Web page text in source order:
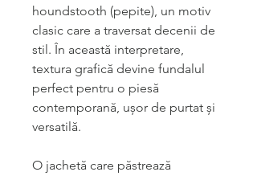
houndstooth (pepite), un motiv
clasic care a traversat decenii de
stil. În această interpretare,
textura grafică devine fundalul
perfect pentru o piesă
contemporană, ușor de purtat și
versatilă.
O jachetă care păstrează